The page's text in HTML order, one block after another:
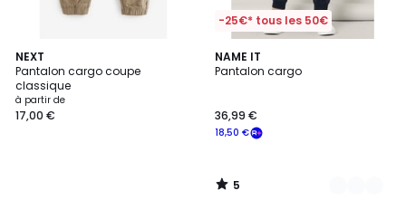
NEXT
Pantalon cargo coupe
classique
à partir de
17,00 €
-25€* tous les 50€
NAME IT
Pantalon cargo
18,50 €
36,99 €
5
/
2
Couleurs
5
/